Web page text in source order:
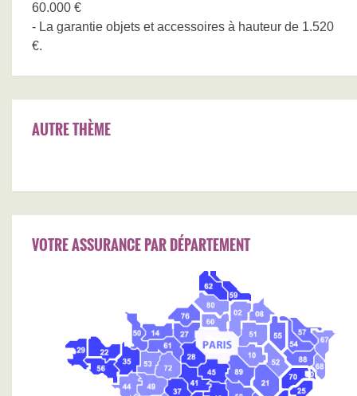
60.000 €
- La garantie objets et accessoires à hauteur de 1.520
€.
AUTRE THÈME
VOTRE ASSURANCE PAR DÉPARTEMENT